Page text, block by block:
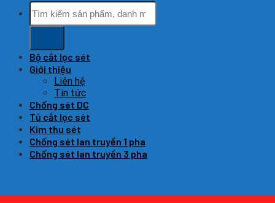
Tìm
kiếm:
Bộ cắt lọc sét
Giới thiệu
Liên hệ
Tin tức
Chống sét DC
Tủ cắt lọc sét
Kim thu sét
Chống sét lan truyền 1 pha
Chống sét lan truyền 3 pha